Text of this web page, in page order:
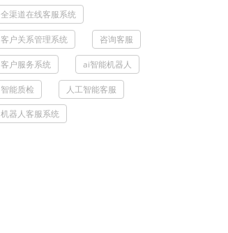
全渠道在线客服系统
客户关系管理系统 咨询客服
客户服务系统 ai智能机器人
智能质检 人工智能客服
机器人客服系统